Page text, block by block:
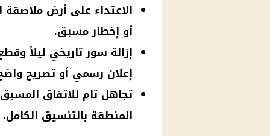
الاعتداء على أرض
أو إخطار مسبق.
إزالة سور تاريخي ليلاً
إعلان رسمي أو تصريح
تجاهل تام للاتفاق
المنطقة بالتنسيق الكامل.